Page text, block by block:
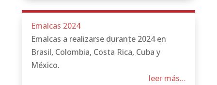
Emalcas 2024
Emalcas a realizarse durante 2024 en
Brasil, Colombia, Costa Rica, Cuba y
México.
leer más…